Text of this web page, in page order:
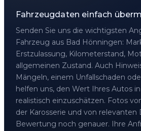
Fahrzeugdaten einfach
Senden Sie uns die wichtigsten
Fahrzeug aus Bad Hönningen:
Erstzulassung, Kilometerstand,
allgemeinen Zustand. Auch
Mängeln, einem Unfallschaden
helfen uns, den Wert Ihres Autos
realistisch einzuschätzen. Fotos
der Karosserie und von relevanten
Bewertung noch genauer. Ihre